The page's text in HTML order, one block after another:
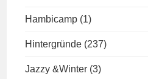
Hambicamp (1)
Hintergründe (237)
Jazzy &Winter (3)